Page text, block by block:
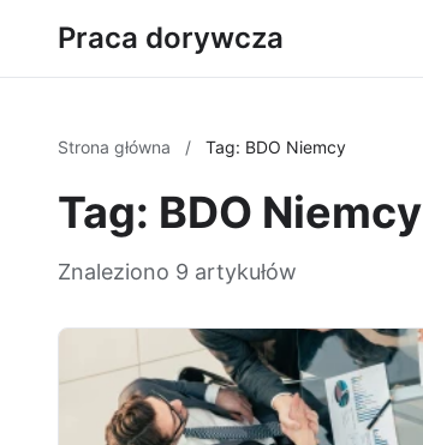
Praca dorywcza
Strona główna / Tag: BDO Niemcy
Tag: BDO Niemcy
Znaleziono 9 artykułów